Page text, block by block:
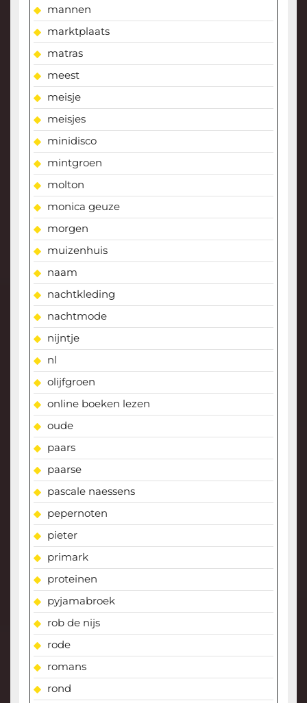
mannen
marktplaats
matras
meest
meisje
meisjes
minidisco
mintgroen
molton
monica geuze
morgen
muizenhuis
naam
nachtkleding
nachtmode
nijntje
nl
olijfgroen
online boeken lezen
oude
paars
paarse
pascale naessens
pepernoten
pieter
primark
proteinen
pyjamabroek
rob de nijs
rode
romans
rond